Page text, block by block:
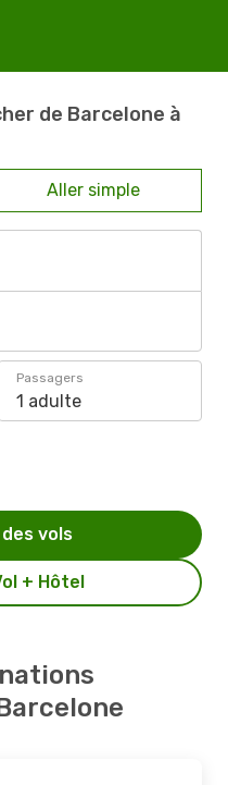
de Barcelone à
Aller simple
Passagers
1 adulte
+ Hôtel
vols